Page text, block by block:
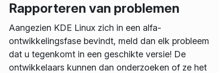
Rapporteren van problemen
Aangezien KDE Linux zich in een alfa-
ontwikkelingsfase bevindt, meld dan elk probleem
dat u tegenkomt in een geschikte versie! De
ontwikkelaars kunnen dan onderzoeken of ze het